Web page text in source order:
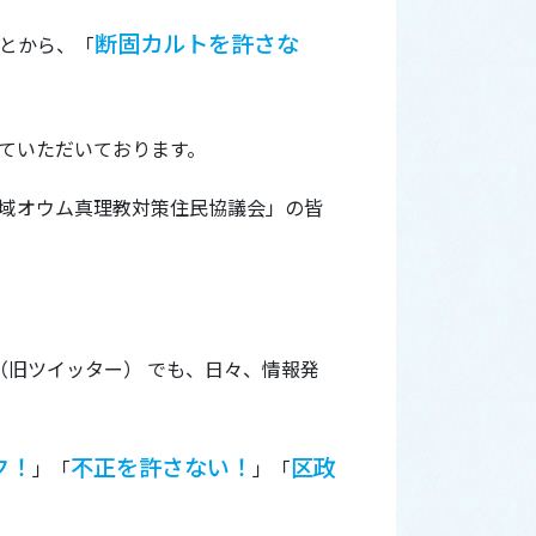
から、「断固カルトを許さな
ただいております。
オウム真理教対策住民協議会」の皆
ツイッター） でも、日々、情報発
」「不正を許さない！ 」「区政